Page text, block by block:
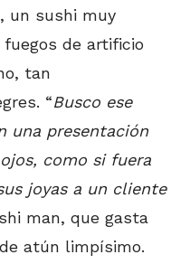
un sushi muy
de artificio
tan
“Busco ese
una presentación
como si fuera
joyas a un cliente
man, que gasta
atún limpísimo.